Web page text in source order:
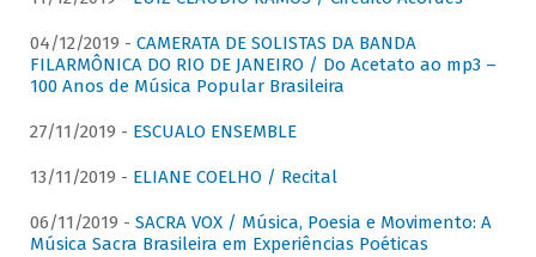
04/12/2019 - CAMERATA DE SOLISTAS DA BANDA
FILARMÔNICA DO RIO DE JANEIRO / Do Acetato ao mp3 –
100 Anos de Música Popular Brasileira
27/11/2019 - ESCUALO ENSEMBLE
13/11/2019 - ELIANE COELHO / Recital
06/11/2019 - SACRA VOX / Música, Poesia e Movimento: A
Música Sacra Brasileira em Experiências Poéticas